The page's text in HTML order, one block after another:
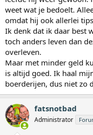
weet wat je bedoelt.
omdat hij ook allerlei
Ik denk dat ik daar best
toch anders leven dan
overleven.
Maar met minder geld
is altijd goed. Ik haal
boerderijen, dus niet zo
fatsnotbad
Administrator